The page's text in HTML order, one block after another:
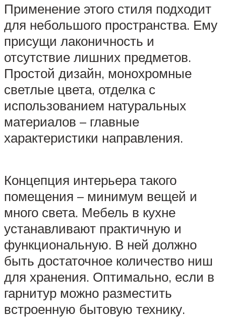
Применение этого стиля подходит
для небольшого пространства. Ему
присущи лаконичность и
отсутствие лишних предметов.
Простой дизайн, монохромные
светлые цвета, отделка с
использованием натуральных
материалов – главные
характеристики направления.
Концепция интерьера такого
помещения – минимум вещей и
много света. Мебель в кухне
устанавливают практичную и
функциональную. В ней должно
быть достаточное количество ниш
для хранения. Оптимально, если в
гарнитур можно разместить
встроенную бытовую технику.